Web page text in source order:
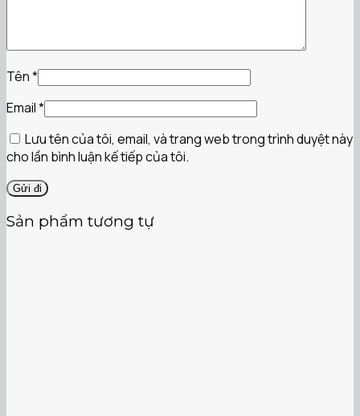
Tên*
Email*
Lưu tên của tôi, email, và trang web trong trình duyệt này
cho lần bình luận kế tiếp của tôi.
Sản phẩm tương tự